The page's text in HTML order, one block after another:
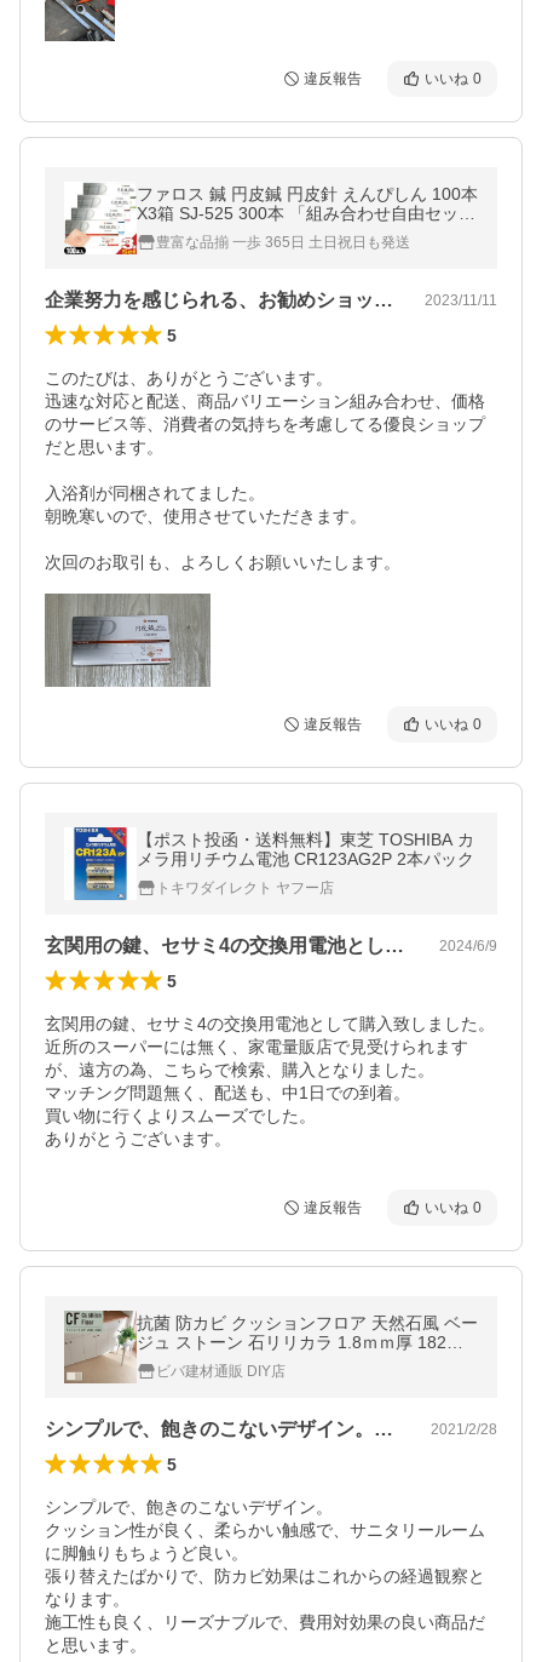
違反報告 いいね 0
ファロス 鍼 円皮鍼 円皮針 えんぴしん 100本
X3箱 SJ-525 300本 「組み合わせ自由セッ
ト」+レビューで選べるプレゼント付 ：ネコ
ポス送料無料 : 当日出荷 爆買
豊富な品揃 一歩 365日 土日祝日も発送
企業努力を感じられる、お勧めショップ‼️ 2023/11/11
5
このたびは、ありがとうございます。
迅速な対応と配送、商品バリエーション組み合わせ、価格
のサービス等、消費者の気持ちを考慮してる優良ショップ
だと思います。
入浴剤が同梱されてました。
朝晩寒いので、使用させていただきます。
次回のお取引も、よろしくお願いいたします。
違反報告 いいね 0
【ポスト投函・送料無料】東芝 TOSHIBA カ
メラ用リチウム電池 CR123AG2P 2本パック
トキワダイレクト ヤフー店
玄関用の鍵、セサミ4の交換用電池として… 2024/6/9
5
玄関用の鍵、セサミ4の交換用電池として購入致しました。
近所のスーパーには無く、家電量販店で見受けられます
が、遠方の為、こちらで検索、購入となりました。
マッチング問題無く、配送も、中1日での到着。
買い物に行くよりスムーズでした。
ありがとうございます。
違反報告 いいね 0
抗菌 防カビ クッションフロア 天然石風 ベー
ジュ ストーン 石リリカラ 1.8ｍｍ厚 182ｃ
ｍ巾ライムストーン
ビバ建材通販 DIY店
シンプルで、飽きのこないデザイン。クッ… 2021/2/28
5
シンプルで、飽きのこないデザイン。
クッション性が良く、柔らかい触感で、サニタリールーム
に脚触りもちょうど良い。
張り替えたばかりで、防カビ効果はこれからの経過観察と
なります。
施工性も良く、リーズナブルで、費用対効果の良い商品だ
と思います。